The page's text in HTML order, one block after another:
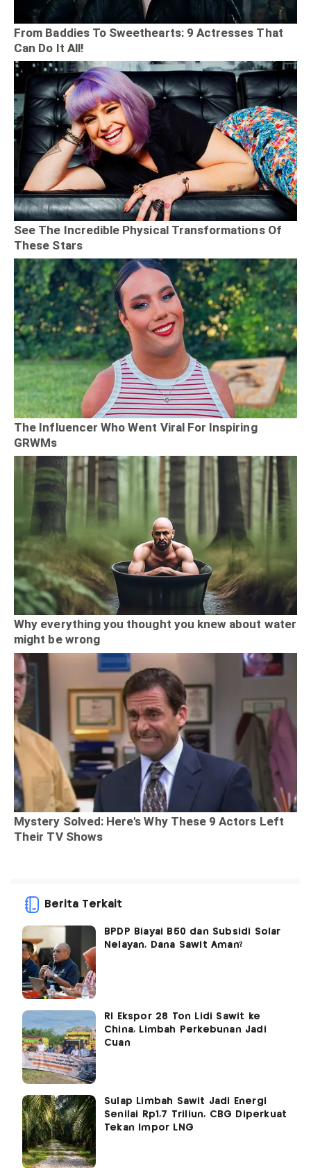
Berita Terkait
BPDP Biayai B50 dan Subsidi Solar
Nelayan, Dana Sawit Aman?
RI Ekspor 28 Ton Lidi Sawit ke
China, Limbah Perkebunan Jadi
Cuan
Sulap Limbah Sawit Jadi Energi
Senilai Rp1,7 Triliun, CBG Diperkuat
Tekan Impor LNG